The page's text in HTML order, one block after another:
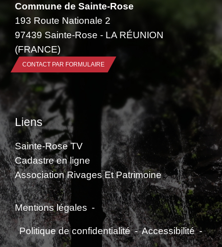
Commune de Sainte-Rose
193 Route Nationale 2
97439 Sainte-Rose - LA RÉUNION
(FRANCE)
CONTACT PAR FORMULAIRE
Liens
Sainte-Rose TV
Cadastre en ligne
Association Rivages Et Patrimoine
Mentions légales -
Politique de confidentialité - Accessibilité -